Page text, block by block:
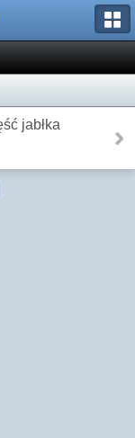
jabłka